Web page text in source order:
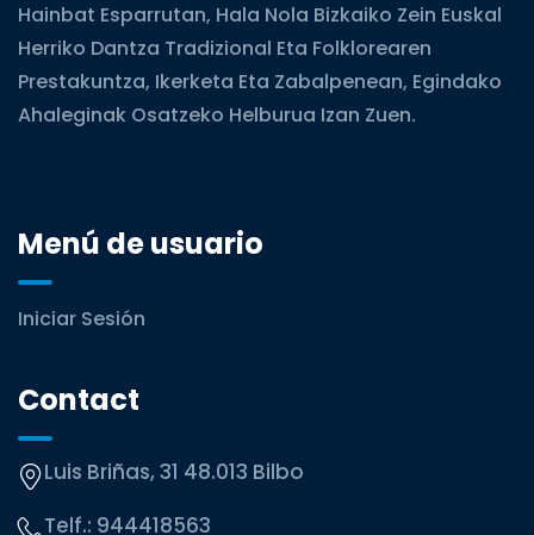
Hainbat Esparrutan, Hala Nola Bizkaiko Zein Euskal
Herriko Dantza Tradizional Eta Folklorearen
Prestakuntza, Ikerketa Eta Zabalpenean, Egindako
Ahaleginak Osatzeko Helburua Izan Zuen.
Menú de usuario
Iniciar Sesión
Contact
Luis Briñas, 31 48.013 Bilbo
Telf.: 944418563